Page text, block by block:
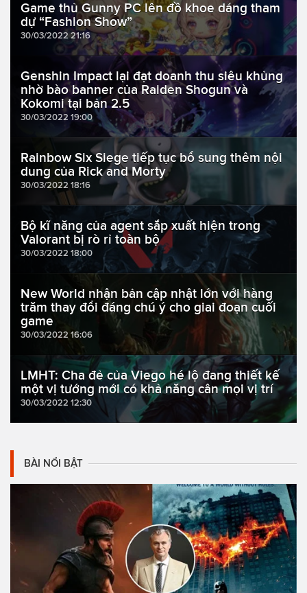
Game thủ Gunny PC lên đồ khoe dáng tham
dự “Fashion Show”
30/03/2022 21:16
Genshin Impact lại đạt doanh thu siêu khủng
nhờ bào banner của Raiden Shogun và
Kokomi tại bản 2.5
30/03/2022 19:00
Rainbow Six Siege tiếp tục bổ sung thêm nội
dung của Rick and Morty
30/03/2022 18:16
Bộ kĩ năng của agent sắp xuất hiện trong
Valorant bị rò rỉ toàn bộ
30/03/2022 18:00
New World nhận bản cập nhật lớn với hàng
trăm thay đổi đáng chú ý cho giai đoạn cuối
game
30/03/2022 16:06
LMHT: Cha đẻ của Viego hé lộ đang thiết kế
một vị tướng mới có khả năng cân mọi vị trí
30/03/2022 12:30
BÀI NỔI BẬT